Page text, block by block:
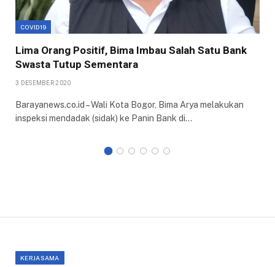
COVID19
Lima Orang Positif, Bima Imbau Salah Satu Bank
Swasta Tutup Sementara
3 DESEMBER 2020
Barayanews.co.id – Wali Kota Bogor, Bima Arya melakukan
inspeksi mendadak (sidak) ke Panin Bank di…
KERJASAMA